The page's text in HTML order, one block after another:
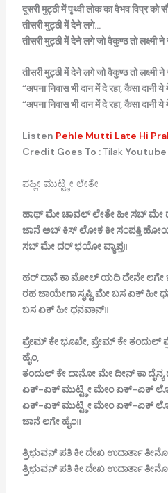
दूसरीमुट्ठीमेंपृथ्वीलोककावैभवविप्रको
तीसरीमुट्ठीमेंदेनेलगे…
तीसरीमुट्ठीमेंदेनेलगेजोवैकुण्ठतोलक्ष्मीने
तीसरीमुट्ठीमेंदेनेलगेजोवैकुण्ठतोलक्ष्मीने
“अपनानिवासभीदानमेंदेरहा,कैसादानीये
“अपनानिवासभीदानमेंदेरहा,कैसादानीये
Listen Pehle Mutti Late Hi
Credit Goes To : Tilak
ಪಹ್ಲೀ ಮುಟ್ಟ್ಠೀ ಲೇತೇ
ಹಾಥ್ಮೇಚಾವಲ್ಲೇತೇಹೀಸಬ್ಮೇ
ಜಾನೆಅಬ್ಕಿಸ್ಲೋಕಕೀಸಂಪತ್ತಿ
ಸಬ್ಮೇದರ್ಭಯೋವ್ಯಾಪ್ತ।।
ಹರ್ದಾನೆ ಕಾಮೋಲ್ಯದಿದೇನೇಲಗೇ
ರಹಜಾಯೇಗಾಸೃಷ್ಟಿಮೇಬಸಏಕ್ಹೀ
ಬಸಏಕ್ಹೀಧನವಾನ್।।
ಪ್ರೇಮ್ ಕೇಭೂಖೇ, ಪ್ರೇಮ್ ಕೇತಂದುಲ್
ಹೈಂ,
ತಂದುಲ್ಕೇದಾನೋಮೇದೀನ್ಕಾದೈನ್ಯ
ಏಕ್-ಏಕ್ಮುಟ್ಟ್ಠೀಮೇಂಏಕ್-ಏಕ್
ಏಕ್-ಏಕ್ಮುಟ್ಟ್ಠೀಮೇಂಏಕ್-ಏಕ್
ಜಾನೆಲಗೇಹೈಂ।।
ತ್ರಿಭುವನ್ಪತಿಕೀದೇಖಉದಾರ್ತಾ
ತ್ರಿಭುವನ್ಪತಿಕೀದೇಖಉದಾರ್ತಾ